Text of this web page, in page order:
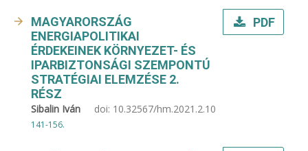
MAGYARORSZÁG
ENERGIAPOLITIKAI
ÉRDEKEINEK KÖRNYEZET- ÉS
IPARBIZTONSÁGI SZEMPONTÚ
STRATÉGIAI ELEMZÉSE 2.
RÉSZ
Sibalin Iván doi: 10.32567/hm.2021.2.10
141-156.
PDF